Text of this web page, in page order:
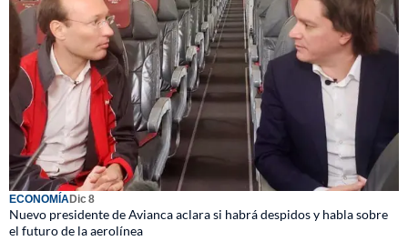
ECONOMÍADic 8
Nuevo presidente de Avianca aclara si habrá despidos y habla sobre
el futuro de la aerolínea